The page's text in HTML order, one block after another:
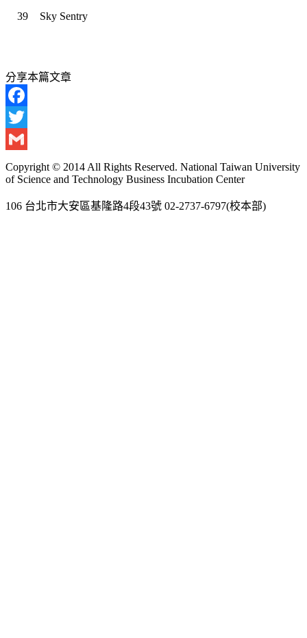
39 Sky Sentry
分享本篇文章
Facebook
Twitter
Gmail
Copyright © 2014 All Rights Reserved. National Taiwan University
of Science and Technology Business Incubation Center
106 台北市大安區基隆路4段43號 02-2737-6797(校本部)